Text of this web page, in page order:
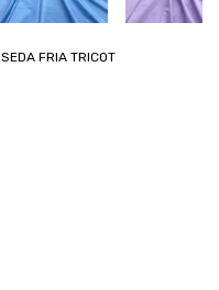
SEDA FRIA TRICOT